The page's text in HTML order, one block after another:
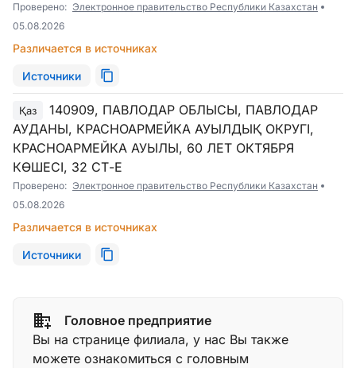
Проверено: Электронное правительство Республики Казахстан
05.08.2026
Различается в источниках
Источники
Қаз
140909, ПАВЛОДАР ОБЛЫСЫ, ПАВЛОДАР
АУДАНЫ, КРАСНОАРМЕЙКА АУЫЛДЫҚ ОКРУГІ,
КРАСНОАРМЕЙКА АУЫЛЫ, 60 ЛЕТ ОКТЯБРЯ
КӨШЕСІ, 32 СТ-Е
Проверено: Электронное правительство Республики Казахстан
05.08.2026
Различается в источниках
Источники
Головное предприятие
Вы на странице филиала, у нас Вы также
можете ознакомиться с головным